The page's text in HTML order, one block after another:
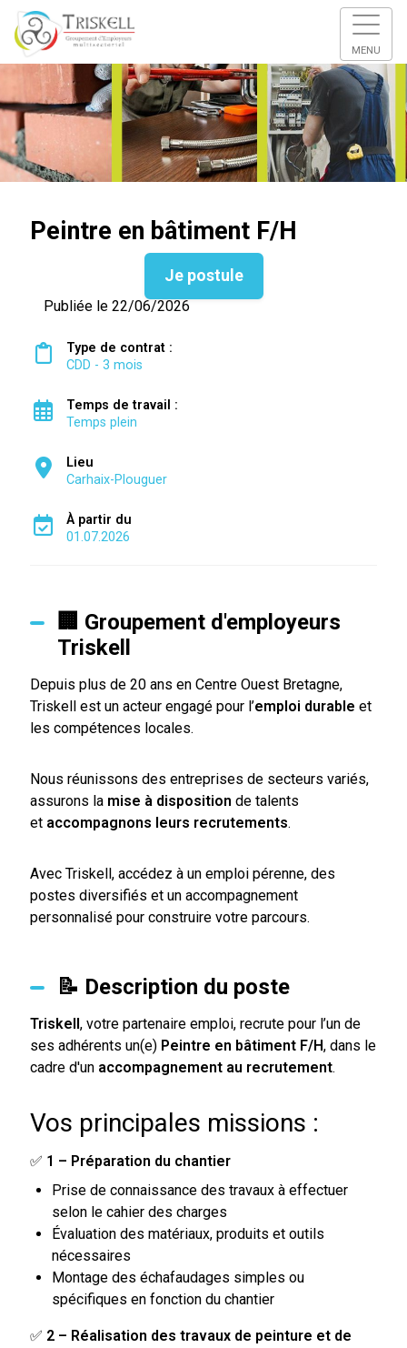
MENU
Peintre en bâtiment F/H
Je postule
Publiée le 22/06/2026
Type de contrat :
CDD - 3 mois
Temps de travail :
Temps plein
Lieu
Carhaix-Plouguer
À partir du
01.07.2026
🏢 Groupement d'employeurs
Triskell
Depuis plus de 20 ans en Centre Ouest Bretagne,
Triskell est un acteur engagé pour l’emploi durable et
les compétences locales.
Nous réunissons des entreprises de secteurs variés,
assurons la mise à disposition de talents
et accompagnons leurs recrutements.
Avec Triskell, accédez à un emploi pérenne, des
postes diversifiés et un accompagnement
personnalisé pour construire votre parcours.
📝 Description du poste
Triskell, votre partenaire emploi, recrute pour l’un de
ses adhérents un(e) Peintre en bâtiment F/H, dans le
cadre d'un accompagnement au recrutement.
Vos principales missions :
✅ 1 – Préparation du chantier
Prise de connaissance des travaux à effectuer
selon le cahier des charges
Évaluation des matériaux, produits et outils
nécessaires
Montage des échafaudages simples ou
spécifiques en fonction du chantier
✅ 2 – Réalisation des travaux de peinture et de